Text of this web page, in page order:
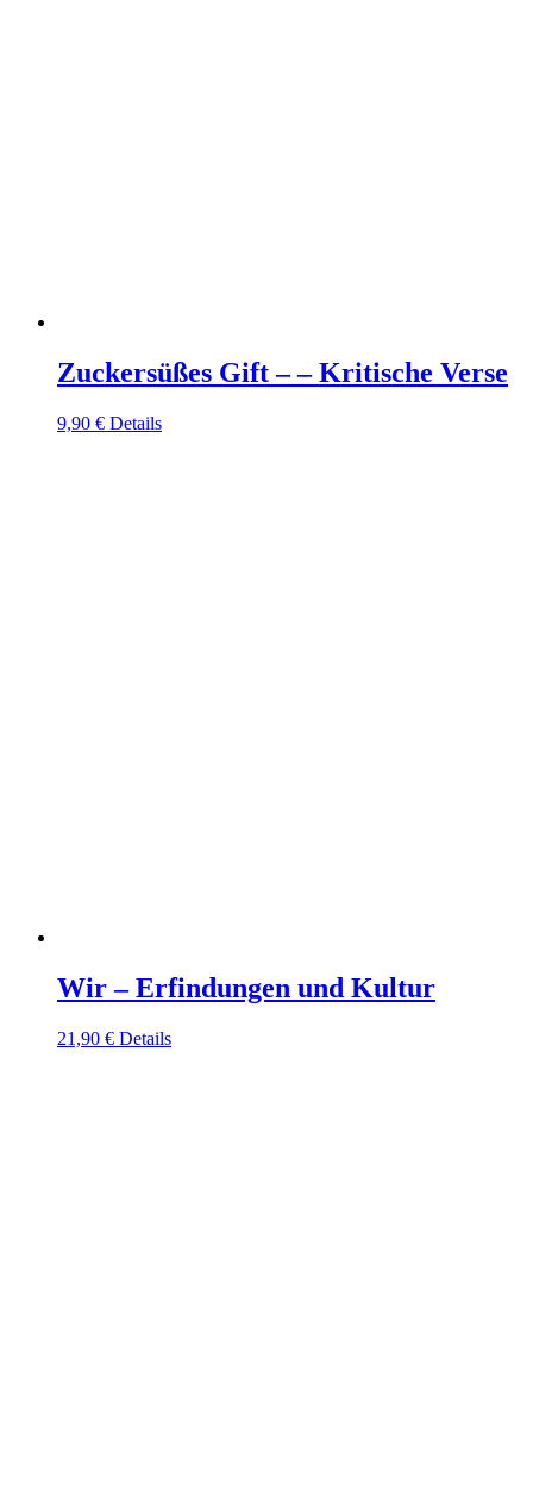
Zuckersüßes Gift – – Kritische Verse
9,90 € Details
Wir – Erfindungen und Kultur
21,90 € Details